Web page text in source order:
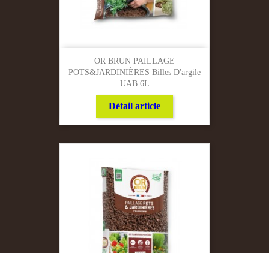
OR BRUN PAILLAGE
POTS&JARDINIÈRES Billes D'argile
UAB 6L
Détail article